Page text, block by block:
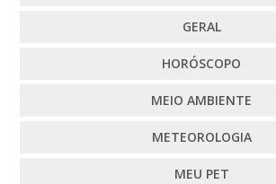
GERAL
HORÓSCOPO
MEIO AMBIENTE
METEOROLOGIA
MEU PET